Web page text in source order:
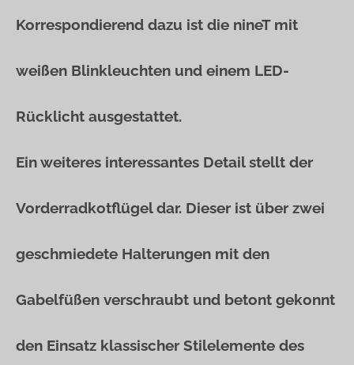
Korrespondierend dazu ist die nineT mit
weißen Blinkleuchten und einem LED-
Rücklicht ausgestattet.
Ein weiteres interessantes Detail stellt der
Vorderradkotflügel dar. Dieser ist über zwei
geschmiedete Halterungen mit den
Gabelfüßen verschraubt und betont gekonnt
den Einsatz klassischer Stilelemente des